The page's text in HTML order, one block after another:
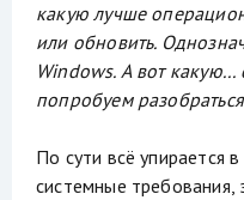
какую лучше
или обновить.
Windows. А вот какую...
попробуем разобраться
По сути всё упирается
системные требования,